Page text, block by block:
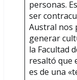
personas.
ser
Austral nos
generar
la Facultad
resaltó que
es de una